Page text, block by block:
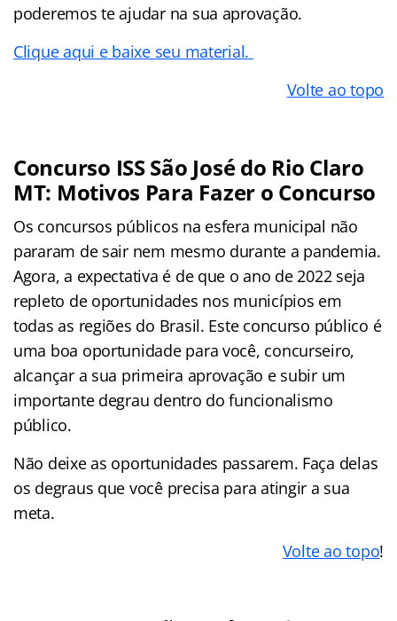
poderemos te ajudar na sua aprovação.
Clique aqui e baixe seu material.
Volte ao topo
Concurso ISS São José do Rio Claro
MT: Motivos Para Fazer o Concurso
Os concursos públicos na esfera municipal não
pararam de sair nem mesmo durante a pandemia.
Agora, a expectativa é de que o ano de 2022 seja
repleto de oportunidades nos municípios em
todas as regiões do Brasil. Este concurso público é
uma boa oportunidade para você, concurseiro,
alcançar a sua primeira aprovação e subir um
importante degrau dentro do funcionalismo
público.
Não deixe as oportunidades passarem. Faça delas
os degraus que você precisa para atingir a sua
meta.
Volte ao topo!